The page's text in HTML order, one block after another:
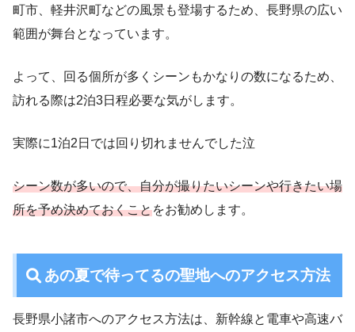
町市、軽井沢町などの風景も登場するため、長野県の広い
範囲が舞台となっています。
よって、回る個所が多くシーンもかなりの数になるため、
訪れる際は2泊3日程必要な気がします。
実際に1泊2日では回り切れませんでした泣
シーン数が多いので、自分が撮りたいシーンや行きたい場
所を予め決めておくことをお勧めします。
あの夏で待ってるの聖地へのアクセス方法
長野県小諸市へのアクセス方法は、新幹線と電車や高速バ